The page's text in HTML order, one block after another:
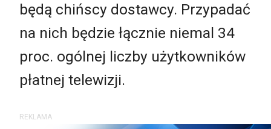
będą chińscy dostawcy. Przypadać
na nich będzie łącznie niemal 34
proc. ogólnej liczby użytkowników
płatnej telewizji.
REKLAMA